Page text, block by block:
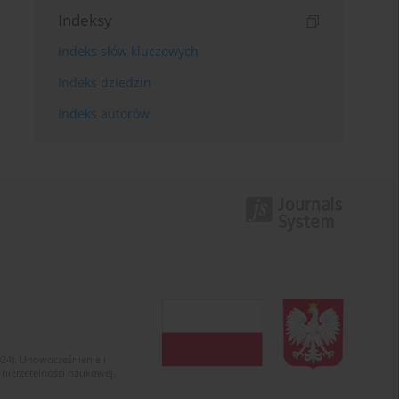
Indeksy
Indeks słów kluczowych
Indeks dziedzin
Indeks autorów